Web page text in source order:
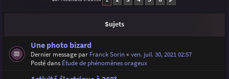
h
Sujets
Une photo bizard
Dernier message par Franck Sorin« ven. juil. 30, 2021 02:57
Posté dans Étude de phénomènes orageux